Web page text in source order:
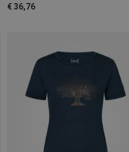
€ 36,76